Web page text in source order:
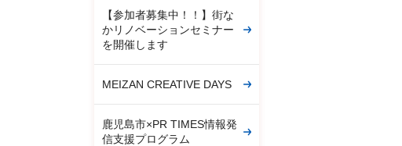
【参加者募集中！！】街な
かリノベーションセミナー
を開催します
MEIZAN CREATIVE DAYS
鹿児島市×PR TIMES情報発
信支援プログラム